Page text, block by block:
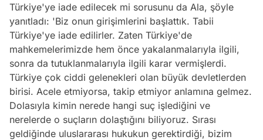
Türkiye'ye iade edilecek mi sorusunu da Ala, şöyle
yanıtladı: 'Biz onun girişimlerini başlattık. Tabii
Türkiye'ye iade edilirler. Zaten Türkiye'de
mahkemelerimizde hem önce yakalanmalarıyla ilgili,
sonra da tutuklanmalarıyla ilgili karar vermişlerdi.
Türkiye çok ciddi gelenekleri olan büyük devletlerden
birisi. Acele etmiyorsa, takip etmiyor anlamına gelmez.
Dolasıyla kimin nerede hangi suç işlediğini ve
nerelerde o suçların dolaştığını biliyoruz. Sırası
geldiğinde uluslararası hukukun gerektirdiği, bizim